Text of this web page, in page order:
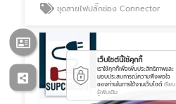
ชุดสายไฟปลั๊กช่อง Connector
เว็บไซต์นี้ใช้คุกกี้
เราใช้คุกกี้เพื่อเพิ่มประสิทธิภาพและ
มอบประสบการณ์ความพึงพอใจ
ของท่านในการใช้งานเว็บไซต์ เรียน
รู้เพิ่มเติม